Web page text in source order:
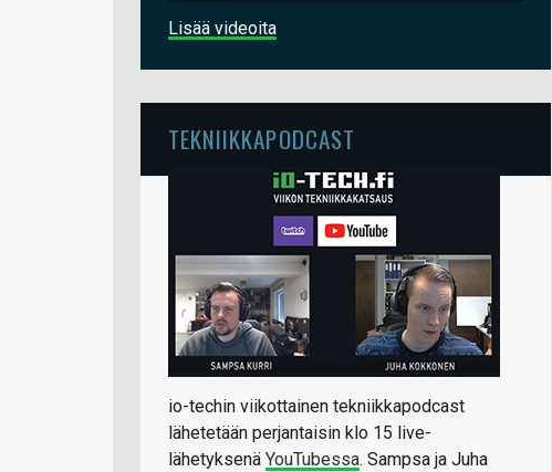
Lisää videoita
TEKNIIKKAPODCAST
io-techin viikottainen tekniikkapodcast
lähetetään perjantaisin klo 15 live-
lähetyksenä YouTubessa. Sampsa ja Juha